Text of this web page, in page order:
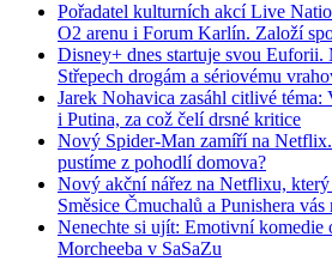
Pořadatel kulturních akcí Live
O2 arenu i Forum Karlín. Založí
Disney+ dnes startuje svou Euforii.
Střepech drogám a sériovému
Jarek Nohavica zasáhl citlivé
i Putina, za což čelí drsné kritice
Nový Spider-Man zamíří na
pustíme z pohodlí domova?
Nový akční nářez na Netflixu,
Směsice Čmuchalů a Punishera
Nenechte si ujít: Emotivní komedie
Morcheeba v SaSaZu